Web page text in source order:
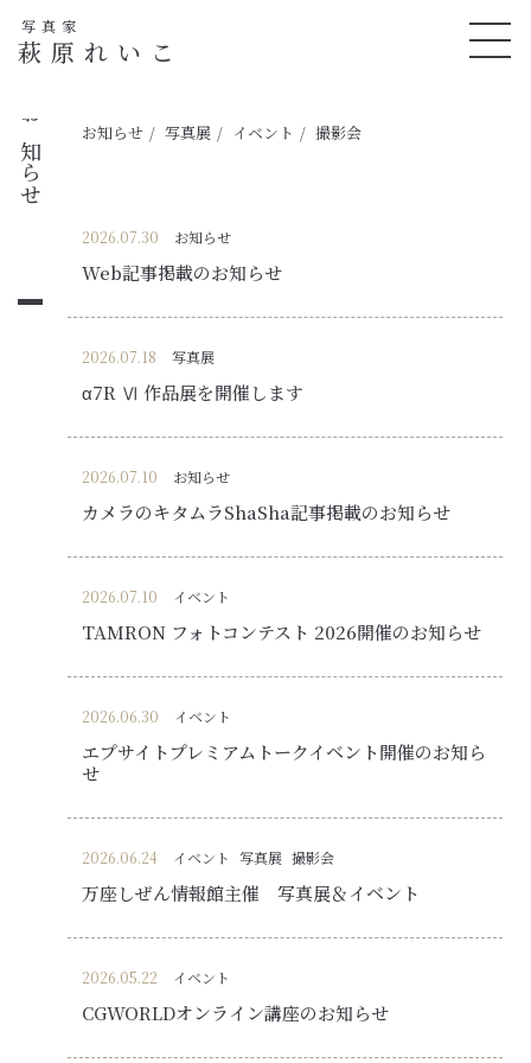
写真家
萩原れいこ
お知らせ お知らせ 写真展 イベント 撮影会
2026.07.30 お知らせ
Web記事掲載のお知らせ
2026.07.18 写真展
α7R Ⅵ 作品展を開催します
2026.07.10 お知らせ
カメラのキタムラShaSha記事掲載のお知らせ
2026.07.10 イベント
TAMRON フォトコンテスト 2026開催のお知らせ
2026.06.30 イベント
エプサイトプレミアムトークイベント開催のお知ら
せ
2026.06.24 イベント 写真展 撮影会
万座しぜん情報館主催 写真展＆イベント
2026.05.22 イベント
CGWORLDオンライン講座のお知らせ